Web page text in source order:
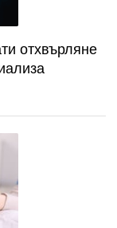
отхвърляне